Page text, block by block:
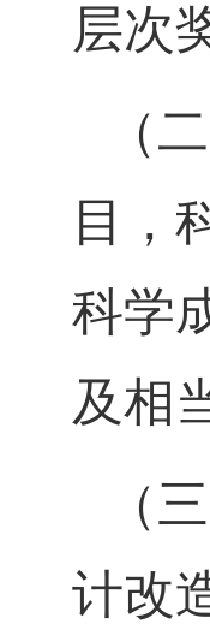
层次
（
目，
科学
及相
（
计改